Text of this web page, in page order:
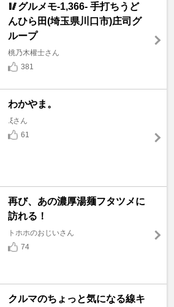
🥢グルメモ-1,366- 手打ちうど
んひら田(埼玉県川口市)庄司グ
ループ
桃乃木權士さん
381
わかやま。
.ξさん
61
再び、あの濃厚湯麺フタツメに
訪れる！
トホホのおじいさん
74
クルマのちょっと気になる線キ